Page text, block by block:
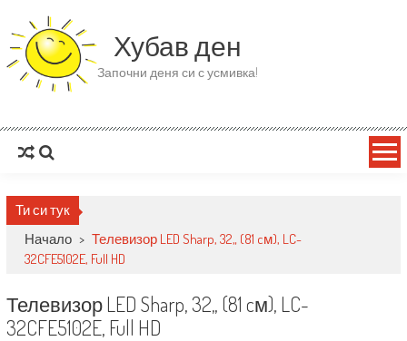
Хубав ден
Започни деня си с усмивка!
Ти си тук
Начало > Телевизор LED Sharp, 32„ (81 cм), LC-
32CFE5102E, Full HD
Телевизор LED Sharp, 32„ (81 cм), LC-
32CFE5102E, Full HD